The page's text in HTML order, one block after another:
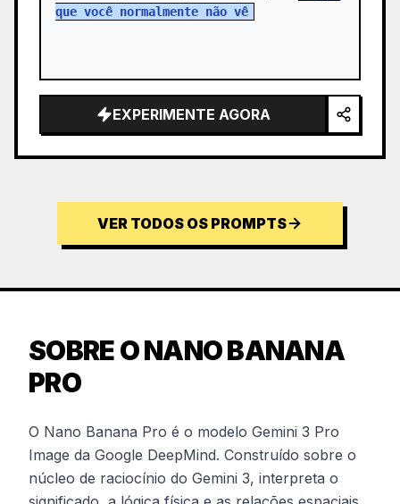
que você normalmente não vê
EXPERIMENTE AGORA
VER TODOS OS PROMPTS
SOBRE O NANO BANANA
PRO
O Nano Banana Pro é o modelo Gemini 3 Pro
Image da Google DeepMind. Construído sobre o
núcleo de raciocínio do Gemini 3, interpreta o